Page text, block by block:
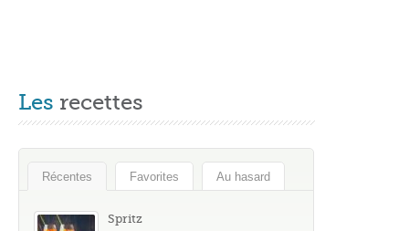
Les recettes
Récentes Favorites Au hasard
Spritz